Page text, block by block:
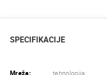
SPECIFIKACIJE
Mreža: tehnologija: